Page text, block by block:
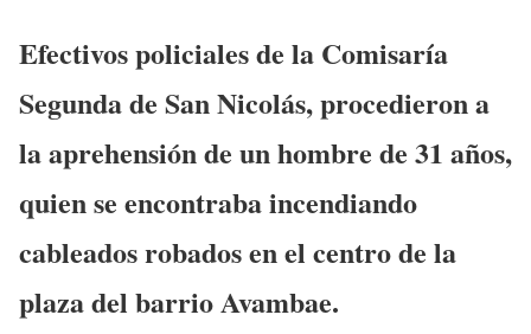
Efectivos policiales de la Comisaría
Segunda de San Nicolás, procedieron a
la aprehensión de un hombre de 31 años,
quien se encontraba incendiando
cableados robados en el centro de la
plaza del barrio Avambae.